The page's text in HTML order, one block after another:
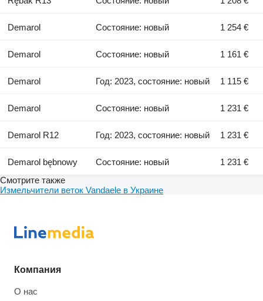
Demarol Состояние: новый 1 254 €
Demarol Состояние: новый 1 161 €
Demarol Год: 2023, состояние: новый 1 115 €
Demarol Состояние: новый 1 231 €
Demarol R12 Год: 2023, состояние: новый 1 231 €
Demarol bębnowy Состояние: новый
1 231 €
Смотрите также
Измельчители веток Vandaele в Украине
Компания
О нас